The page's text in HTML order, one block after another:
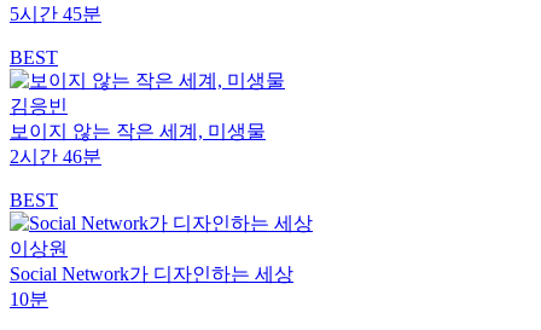
5시간 45분
BEST
김응빈
보이지 않는 작은 세계, 미생물
2시간 46분
BEST
이상원
Social Network가 디자인하는 세상
10분